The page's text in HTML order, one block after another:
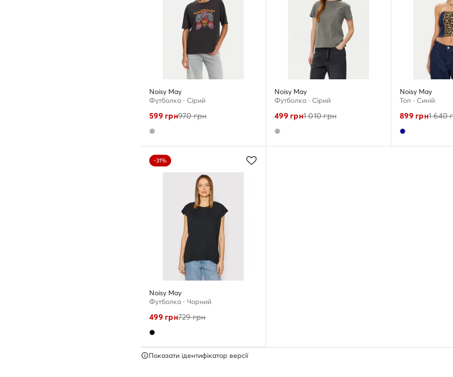
Noisy May
Футболка · Сірий
599грн970грн
Noisy May
Футболка · Сірий
499грн1 010грн
Noisy May
Топ · Cиній
899грн1 640
-31%
Noisy May
Футболка · Чорний
499грн729грн
Показати ідентифікатор версії